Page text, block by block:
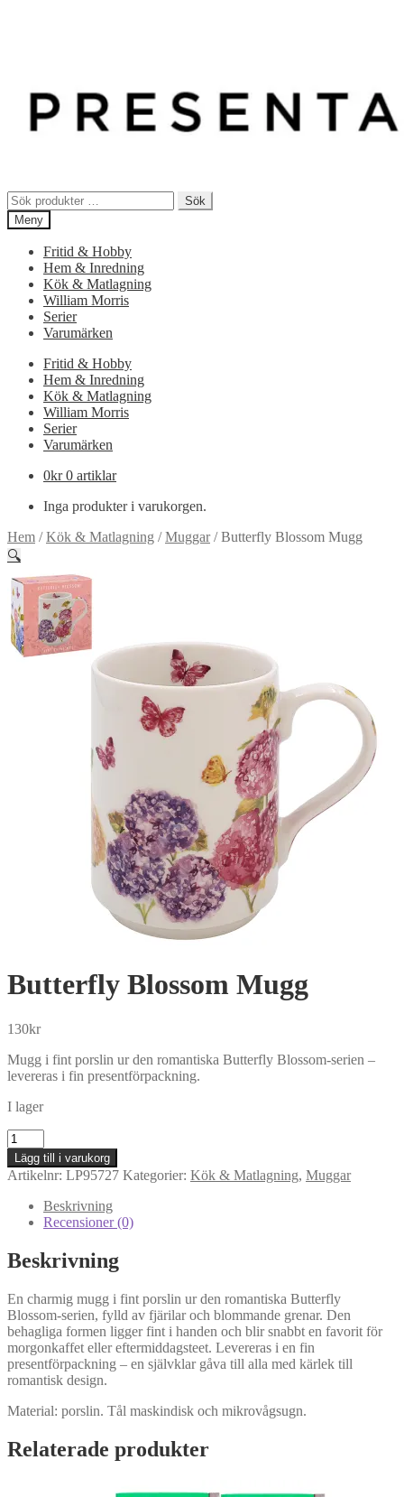
Sök
efter:
Sök
Meny
Fritid & Hobby
Hem & Inredning
Kök & Matlagning
William Morris
Serier
Varumärken
Fritid & Hobby
Hem & Inredning
Kök & Matlagning
William Morris
Serier
Varumärken
0kr 0 artiklar
Inga produkter i varukorgen.
Hem /Kök & Matlagning /Muggar/Butterfly Blossom Mugg
🔍
Butterfly Blossom Mugg
130kr
Mugg i fint porslin ur den romantiska Butterfly Blossom-serien –
levereras i fin presentförpackning.
I lager
Butterfly
Blossom
Mugg
mängd
Lägg till i varukorg
Artikelnr: LP95727 Kategorier: Kök & Matlagning, Muggar
Beskrivning
Recensioner (0)
Beskrivning
En charmig mugg i fint porslin ur den romantiska Butterfly
Blossom-serien, fylld av fjärilar och blommande grenar. Den
behagliga formen ligger fint i handen och blir snabbt en favorit för
morgonkaffet eller eftermiddagsteet. Levereras i en fin
presentförpackning – en självklar gåva till alla med kärlek till
romantisk design.
Material: porslin. Tål maskindisk och mikrovågsugn.
Relaterade produkter